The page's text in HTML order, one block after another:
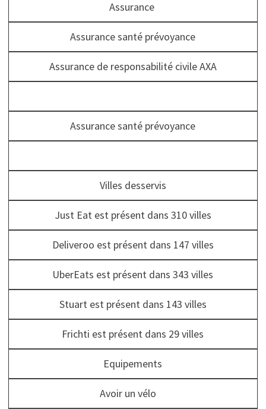
Assurance
Assurance santé prévoyance
Assurance de responsabilité civile AXA
Assurance santé prévoyance
Villes desservis
Just Eat est présent dans 310 villes
Deliveroo est présent dans 147 villes
UberEats est présent dans 343 villes
Stuart est présent dans 143 villes
Frichti est présent dans 29 villes
Equipements
Avoir un vélo